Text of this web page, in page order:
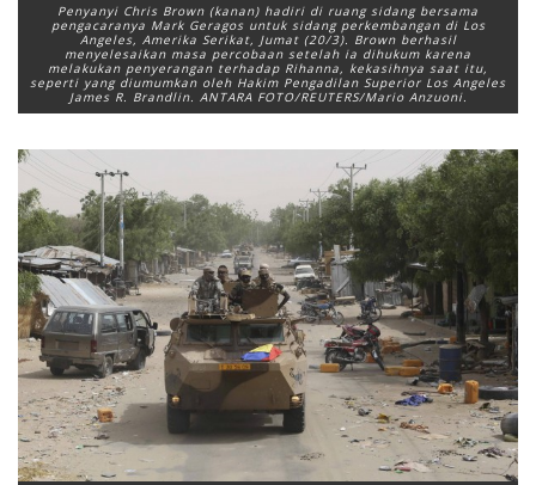
Penyanyi Chris Brown (kanan) hadiri di ruang sidang bersama
pengacaranya Mark Geragos untuk sidang perkembangan di Los
Angeles, Amerika Serikat, Jumat (20/3). Brown berhasil
menyelesaikan masa percobaan setelah ia dihukum karena
melakukan penyerangan terhadap Rihanna, kekasihnya saat itu,
seperti yang diumumkan oleh Hakim Pengadilan Superior Los Angeles
James R. Brandlin. ANTARA FOTO/REUTERS/Mario Anzuoni.